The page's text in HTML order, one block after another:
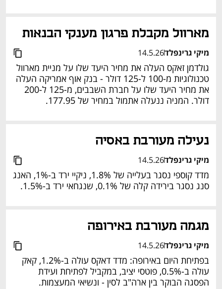
מארוול מקבלת פרגון מענקי הבנאות
מיקי גרינפלד14.5.26
גולדמן זאקס העלה את מחיר היעד שלו על מניית מארוול
את מחיר היעד שלו על חברת השבבים, מ-125 ל-200
דולר. המניה ננעלה אתמול במחיר של ‏177.95.
נעילה מעורבת באסיה
מיקי גרינפלד14.5.26
מדד קוספי נסגר בעלייה של 1.8%, ניקיי ירד ב-1%, האנג
סנג נסגר בירידה קלה של 0.1%, שנגחאי ירד ב-1.5%.
מגמה מעורבת באירופה
מיקי גרינפלד14.5.26
עולה ב-0.5%, פוטסי יציב, במקביל לפתיחת ועידת
הפסגה הבוקר בין ארה"ב לסין - ונשיאי המעצמות.